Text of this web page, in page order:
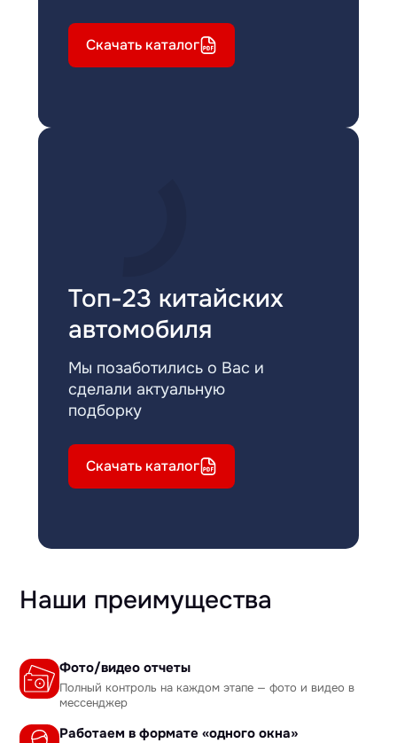
Скачать каталог
Топ-23 китайских
автомобиля
Мы позаботились о Вас и
сделали актуальную
подборку
Скачать каталог
Наши преимущества
Фото/видео отчеты
Полный контроль на каждом этапе — фото и видео в
мессенджер
Работаем в формате «одного окна»